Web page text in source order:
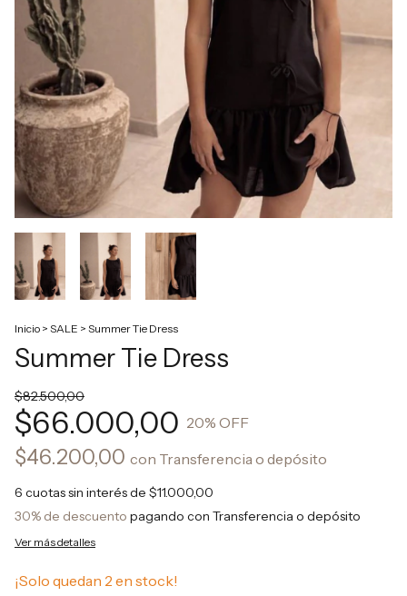
Inicio > SALE > Summer Tie Dress
Summer Tie Dress
$82.500,00
$66.000,00 20% OFF
$46.200,00 con Transferencia o depósito
6 cuotas sin interés de $11.000,00
30% de descuento pagando con Transferencia o depósito
Ver más detalles
¡Solo quedan 2 en stock!